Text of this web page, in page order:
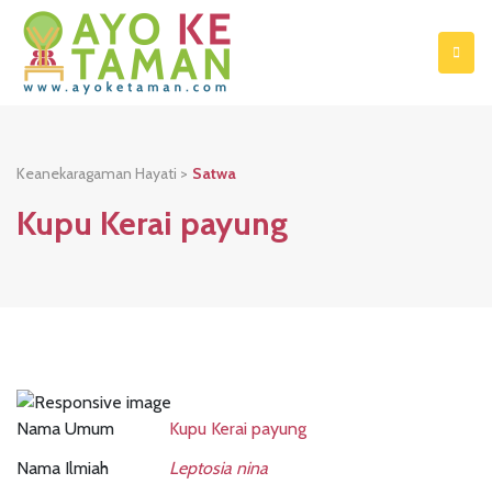
Keanekaragaman Hayati > Satwa
Kupu Kerai payung
Nama Umum
Kupu Kerai payung
Nama Ilmiah
Leptosia nina